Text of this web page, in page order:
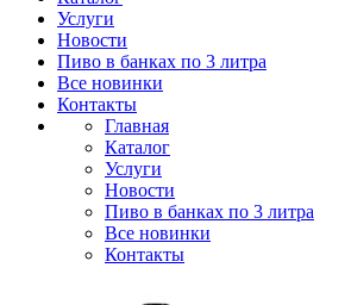
Услуги
Новости
Пиво в банках по 3 литра
Все новинки
Контакты
Главная
Каталог
Услуги
Новости
Пиво в банках по 3 литра
Все новинки
Контакты